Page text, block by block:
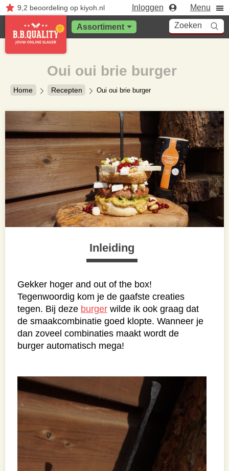
9,2 beoordelingop kiyoh.nl Inloggen Menu
Assortiment Zoeken
Home Recepten Oui oui brie burger
Oui oui brie burger
Inleiding
Gekker hoger and out of the box!
Tegenwoordig kom je de gaafste creaties
tegen. Bij deze burger wilde ik ook graag dat
de smaakcombinatie goed klopte. Wanneer je
dan zoveel combinaties maakt wordt de
burger automatisch mega!